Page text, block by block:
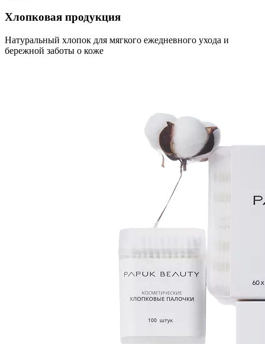
Хлопковая продукция
Натуральный хлопок для мягкого ежедневного ухода и
бережной заботы о коже